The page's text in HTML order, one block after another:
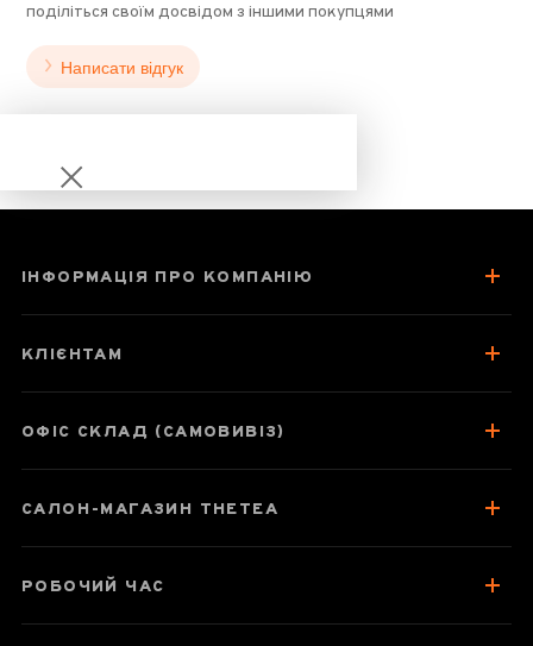
поділіться своїм досвідом з іншими покупцями
Написати відгук
Ту Лінь Фенхуан
Паспорт товару
Смак, аромат, колір
ІНФОРМАЦІЯ ПРО КОМПАНІЮ
КЛІЄНТАМ
ОФІС СКЛАД (САМОВИВІЗ)
САЛОН-МАГАЗИН THETEA
РОБОЧИЙ ЧАС